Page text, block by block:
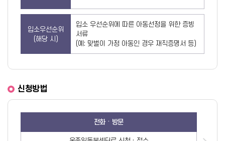
입소우선순위
(해당 시)
입소 우선순위에 따른 아동선정을 위한 증빙
서류
(예: 맞벌이 가정 아동인 경우 재직증명서 등)
신청방법
전화 · 방문